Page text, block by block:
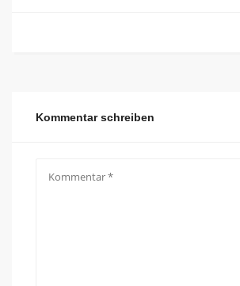
Kommentar schreiben